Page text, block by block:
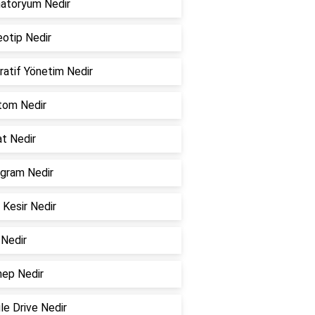
Nedir
Nedir
Yönetim Nedir
Nedir
Nedir
Nedir
Nedir
Nedir
Drive Nedir